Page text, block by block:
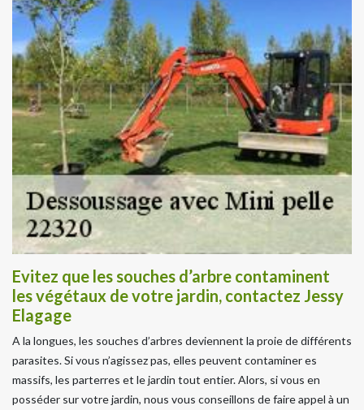
Evitez que les souches d’arbre contaminent
les végétaux de votre jardin, contactez Jessy
Elagage
A la longues, les souches d’arbres deviennent la proie de différents
parasites. Si vous n’agissez pas, elles peuvent contaminer es
massifs, les parterres et le jardin tout entier. Alors, si vous en
posséder sur votre jardin, nous vous conseillons de faire appel à un